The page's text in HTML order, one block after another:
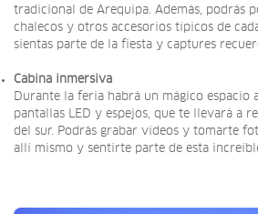
tradicional de Arequipa. Además, podrás
chalecos y otros accesorios típicos de
sientas parte de la fiesta y captures
Cabina inmersiva
Durante la feria habrá un mágico espacio
pantallas LED y espejos, que te llevará a
del sur. Podrás grabar videos y tomarte
allí mismo y sentirte parte de esta